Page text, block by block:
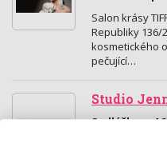
Salon krásy
Republiky 136/
kosmetického
pečující…
Studio
Sedláčkova
Kosmetické